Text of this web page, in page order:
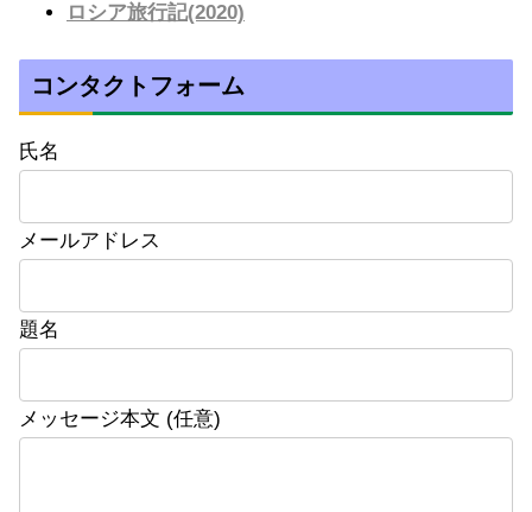
ロシア旅行記(2020)
コンタクトフォーム
氏名
メールアドレス
題名
メッセージ本文 (任意)